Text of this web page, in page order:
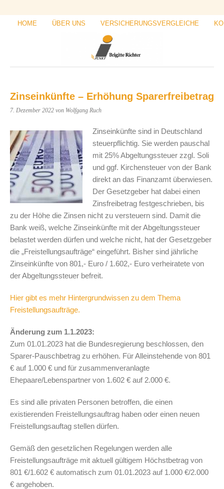
HOME ÜBER UNS VERSICHERUNGSVERGLEICHE
Zinseinkünfte – Erhöhung Sparerfreibetrag
7. Dezember 2022 von Wolfgang Ruch
Zinseinkünfte sind in Deutschland
steuerpflichtig. Sie werden pauschal
mit 25% Abgeltungssteuer zzgl. Soli
und ggf. Kirchensteuer von der Bank
direkt an das Finanzamt überwiesen.
Der Gesetzgeber hat dabei einen
Zinsfreibetrag festgeschrieben, bis
zu der Höhe die Zinsen nicht zu versteuern sind. Damit die
Bank weiß, welche Zinseinkünfte mit der Abgeltungssteuer
belastet werden dürfen und welche nicht, hat der Gesetzgeber
die „Freistellungsaufträge“ eingeführt. Bisher sind jährliche
Zinseinkünfte von 801,- Euro / 1.602,- Euro verheiratete von
der Abgeltungssteuer befreit.
Hier gibt es mehr Hintergrundwissen zu dem Thema
Freistellungsaufträge.
Änderung zum 1.1.2023:
Zum 01.01.2023 hat die Bundesregierung beschlossen, den
Sparer-Pauschbetrag zu erhöhen. Für Alleinstehende von 801
€ auf 1.000 € und für zusammenveranlagte
Ehepaare/Lebenspartner von 1.602 € auf 2.000 €.
Es sind alle privaten Personen betroffen, die einen
existierenden Freistellungsauftrag haben oder einen neuen
Freistellungsauftag stellen dürfen.
Gemäß den gesetzlichen Regelungen werden alle
Freistellungsaufträge mit aktuell gültigem Höchstbetrag von
801 €/1.602 € automatisch zum 01.01.2023 auf 1.000 €/2.000
€ angehoben.